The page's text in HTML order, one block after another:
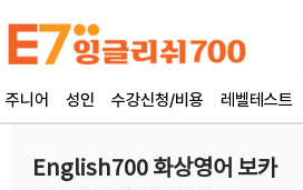
주니어 성인 수강신청/비용 레벨테스트
English700 화상영어 보카